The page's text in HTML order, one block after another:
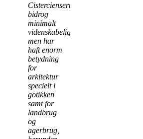
Cisterciensernes
bidrog
minimalt
videnskabelig,
men har
haft enorm
betydning
for
arkitektur
specielt i
gotikken
samt for
landbrug
og
agerbrug,